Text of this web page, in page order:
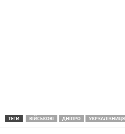
ТЕГИ ВІЙСЬКОВІ ДНІПРО УКРЗАЛІЗНИЦЯ